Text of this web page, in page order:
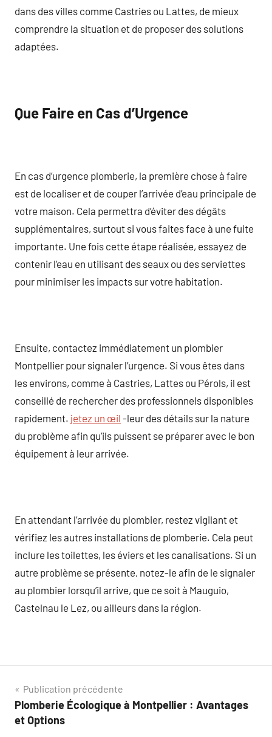
dans des villes comme Castries ou Lattes, de mieux
comprendre la situation et de proposer des solutions
adaptées.
Que Faire en Cas d’Urgence
En cas d’urgence plomberie, la première chose à faire
est de localiser et de couper l’arrivée d’eau principale de
votre maison. Cela permettra d’éviter des dégâts
supplémentaires, surtout si vous faites face à une fuite
importante. Une fois cette étape réalisée, essayez de
contenir l’eau en utilisant des seaux ou des serviettes
pour minimiser les impacts sur votre habitation.
Ensuite, contactez immédiatement un plombier
Montpellier pour signaler l’urgence. Si vous êtes dans
les environs, comme à Castries, Lattes ou Pérols, il est
conseillé de rechercher des professionnels disponibles
rapidement. jetez un œil -leur des détails sur la nature
du problème afin qu’ils puissent se préparer avec le bon
équipement à leur arrivée.
En attendant l’arrivée du plombier, restez vigilant et
vérifiez les autres installations de plomberie. Cela peut
inclure les toilettes, les éviers et les canalisations. Si un
autre problème se présente, notez-le afin de le signaler
au plombier lorsqu’il arrive, que ce soit à Mauguio,
Castelnau le Lez, ou ailleurs dans la région.
Navigation
de
Publication précédente
Plomberie Écologique à Montpellier : Avantages
et Options